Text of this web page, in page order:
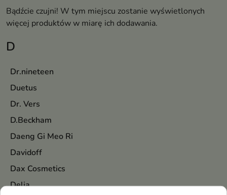
D
Dr.nineteen
Duetus
Dr. Vers
D.Beckham
Daeng Gi Meo Ri
Davidoff
Dax Cosmetics
Delia
Bądźcie czujni! W tym miejscu zostanie wyświetlonych
więcej produktów w miarę ich dodawania.